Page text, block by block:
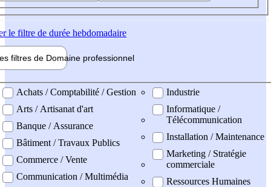
le filtre de durée hebdomadaire
filtres de Domaine professionnel
professionel
Achats / Comptabilité / Gestion
Arts / Artisanat d'art
Banque / Assurance
Bâtiment / Travaux Publics
Commerce / Vente
Communication / Multimédia
Industrie
Informatique /
Télécommunication
Installation / Maintenance
Marketing / Stratégie
commerciale
Ressources Humaines